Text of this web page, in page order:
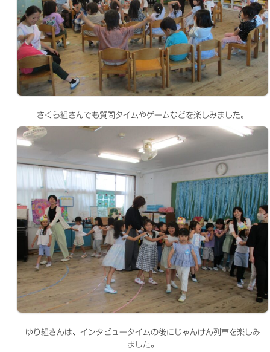
さくら組さんでも質問タイムやゲームなどを楽しみました。
ゆり組さんは、インタビュータイムの後にじゃんけん列車を楽しみ
ました。